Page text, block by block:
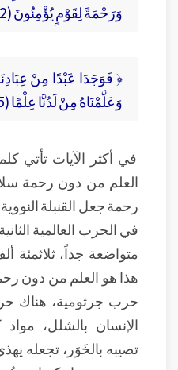
وَرَحْمَةً لِقَوْمٍ يُؤْمِنُونَ (52)﴾
﴿ فَوَجَدَا عَبْدًا مِنْ
وَعَلَّمْنَاهُ مِنْ لَدُنَّا عِلْمًا (65)﴾
في أكثر الآيات تأتي
العلم من دون رحمة
رحمة جعل القنبلة
في الحرب العالمية
متواضعة جداً، ثلاثمئة
هذا هو العلم من دون
حرب جرثومية، هناك
الإنسان بالشلل، مواد
تصيبه بالخَوَر، تجعله